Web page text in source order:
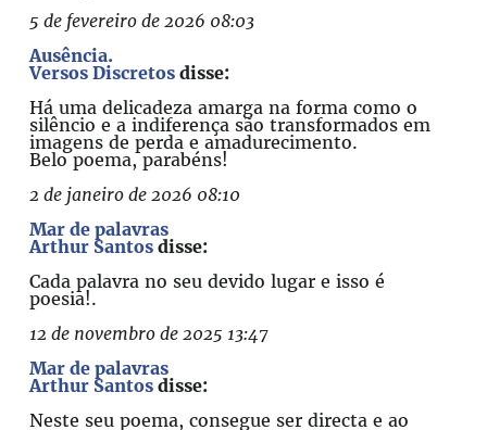
5 de fevereiro de 2026 08:03
Ausência.
Versos Discretos disse:
Há uma delicadeza amarga na forma como o
silêncio e a indiferença são transformados em
imagens de perda e amadurecimento.
Belo poema, parabéns!
2 de janeiro de 2026 08:10
Mar de palavras
Arthur Santos disse:
Cada palavra no seu devido lugar e isso é
poesia!.
12 de novembro de 2025 13:47
Mar de palavras
Arthur Santos disse:
Neste seu poema, consegue ser directa e ao